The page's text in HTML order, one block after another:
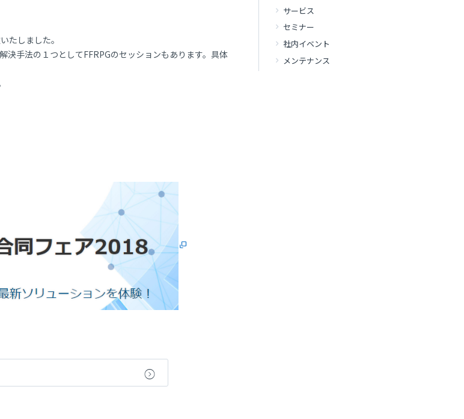
たしました。
手法の１つとしてFFRPGのセッションもあります。具体
サービス
セミナー
社内イベント
メンテナンス